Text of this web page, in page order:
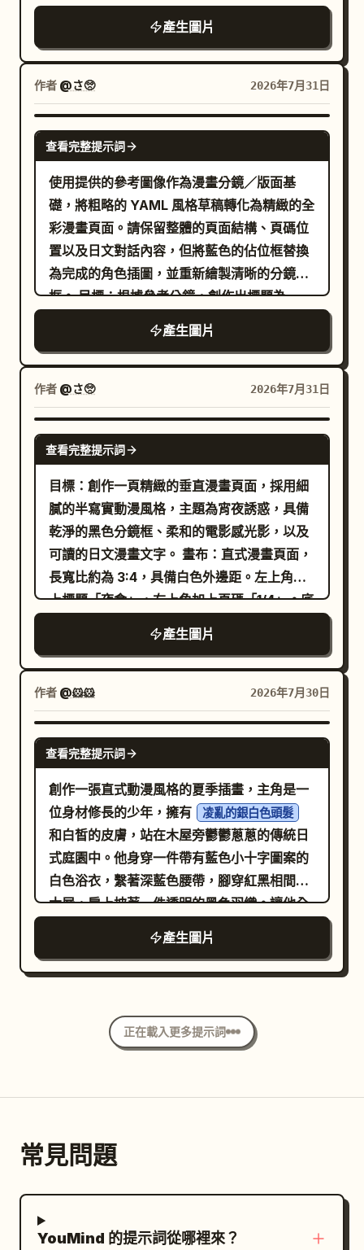
睛、蝙蝠翅膀、圍巾、羽簇與斑點羽毛。在少
女周圍環繞著 7 隻夥伴生物：右肩後方有一隻
高大的煙霧狀深色幽靈，有著發光的眼睛與鋸
齒狀嘴巴；左下方有一隻淡米色塊狀幽靈，身
上有兩個大洞；腳邊有一隻橙色眼睛的黑貓；
貓咪附近有一隻淡褐色小幽靈；右下方有一隻
青藍色縫線幽靈；青色幽靈上方有一隻漂浮的
蝙蝠或貓臉。在腳邊與背景處加入精緻的植
物、小花、落葉、水彩噴濺與漂浮的微塵。採
用細節豐富的日式水彩墨繪漫畫風格，搭配柔
和的渲染、細膩的線條、柔和的秋季色調、可
愛的詭譎氛圍、透明的層次布料，以及居中的
。無分鏡格，無對話框，無 UI 元
素，無額外文字。
，具備專業的線條、
柔和的漸層、細膩的角色渲染以及清晰的黑色
分鏡邊框。 畫布與佈局：嚴格保留 4 個分鏡：
頂部 1 個寬幅分鏡、中間 2 個對角分鏡、底部
1 個寬幅分鏡。在左上角加入標題「夜食」，
右上角加入頁碼「2/4」，底部中央加入作者
帳號「@_sagyo」。 分鏡轉換細節： 1. 頂部
寬幅分鏡：將分鏡稿中的女孩繪製為溫暖廚房
中的美麗年輕女性，手持一碗撒上綠色蔥花的
豆腐。保留一個垂直對話框，內容為「じゃ…
お豆腐にめんつゆかけて…！」。 2. 中間左側
對角分鏡：將「惡魔」佔位符替換為銀髮惡魔
版本的男性角色，具備黑色角、深色蝙蝠翅
膀、雙手交叉的嚴肅姿勢，以及紫色的險惡背
景。包含 2 個對話框：分別為「ちっ…冷奴は
正直おいしいので何も言えません…」與「せ
めてネギとかかは載せましょう それくらいの
悪は許されます」。 3. 中間右側對角分鏡：將
「天使」佔位符替換為同一位銀髮男性，以天
使形象呈現，雙手合十微笑，具備白色翅膀、
背景。包含 2 個對話框：分別為「まぁ…！夜
食界の優等生ですよ…」與「えらいで
す…」。 4. 底部寬幅分鏡：再次呈現左側的女
孩，手持一瓶標有「七味」的紅色瓶蓋調味
料，神情堅定。在分鏡中加入 3 個對話效果/對
ける…！」、一個波浪狀對話框寫著「くっ…
今夜は天使側の勝ちですか…」，以及一個橢
圓形對話框寫著「それは悪ではなく彩りで
す」。使用簡單溫暖的桌面/背景。 風格限
制：確保日文對話清晰易讀，並在適當處使用
垂直排版。完成後的畫作細節需遠高於分鏡
稿，具備迷人的動漫臉孔、柔和的燈光、乾淨
的配色，且不得增加額外的分鏡或對話框。保
留原佔位符中天使對抗惡魔的趣味詮釋。
產生圖片
作者 @さ🥺 2026年7月31日
GPT IMAGE 2
查看完整提示詞
使用提供的參考圖像作為漫畫分鏡／版面基
礎，將粗略的 YAML 風格草稿轉化為精緻的全
彩漫畫頁面。請保留整體的頁面結構、頁碼位
置以及日文對話內容，但將藍色的佔位框替換
為完成的角色插圖，並重新繪製清晰的分鏡
框。 目標：根據參考分鏡，創作出標題為
的完成漫畫頁面。 版面
配置：嚴格保留 4 個可見分鏡：頂部 1 個寬幅
分鏡、中間 2 個並排的傾斜分鏡，以及底部 1
個寬幅分鏡。使用清晰的黑色漫畫分鏡邊框，
中間兩個分鏡以傾斜的間隔線分開。在底部中
央加入藝術家帳號： @_sagyo 。 角色替
換： - 將「あちゃち」佔位符替換為一位美麗
的年輕女性，留著長黑髮，擁有富有表現力的
少女漫畫風格雙眼，身穿棕色格紋襯衫搭配深
色背心。 - 將「悪魔ファブち」佔位符替換為
一位英俊的銀髮惡魔男性，長有黑色犄角、深
色蝙蝠翅膀，表情嚴肅，身穿深色服裝。 - 將
「天使ファブち」佔位符替換為同一位男性的
微笑銀髮天使版本，長有白色翅膀、發光的頭
環，雙手合十，營造出溫暖的天堂氛圍。 各分
鏡繪製要求： 1. 頂部分鏡：展示年輕女性在廚
房／餐廳場景中，手持一碗撒上綠色配菜的豆
腐，並在垂直對話框中使用與參考圖相同的台
詞。 2. 中左分鏡：展示惡魔男性雙手交叉，背
景為深紫色，並使用與參考圖對話相符的兩個
合十微笑，頭環與翅膀清晰可見，背景為明亮
且帶有小花朵的金色閃耀效果；保留與參考圖
對話相符的兩個對話框。 4. 底部分鏡：展示年
輕女性左手拿著一小瓶七味粉，表情驚訝；包
含一個用於「七味も…かける…!」的尖刺狀強
框，以及一個用於最後台詞的橢圓形對話框。
風格：精緻的日式少女漫畫／韓漫插圖，柔和
的漸層，細膩的線稿，精美的角色渲染，微妙
面部表情，垂直日文對話框。請確保對話清晰
可讀且為日文，並盡可能使用分鏡稿中的原始
籤。請勿增加額外的分鏡。保持漫畫頁面整
產生圖片
作者 @さ🥺 2026年7月31日
GPT IMAGE 2
查看完整提示詞
目標：創作一頁精緻的垂直漫畫頁面，採用細
膩的半寫實動漫風格，主題為宵夜誘惑，具備
乾淨的黑色分鏡框、柔和的電影感光影，以及
可讀的日文漫畫文字。 畫布：直式漫畫頁面，
長寬比約為 3:4，具備白色外邊距。左上角加
上標題「夜食」，右上角加上頁碼「1/4」。底
部中央加上小小的簽名：@_sagyo。 版面：
使用精確的 4 格分鏡。第 1 格為寬幅頂格，佔
據約一半的頁面高度。第 2 格與第 3 格為中間
行並排的兩個等大分鏡。第 4 格為寬幅底格。
分鏡之間使用粗黑線隔開。 第 1 格：昏暗的藍
色深夜廚房兼餐廳。一名名為
面容柔和的年輕女性
冰箱前，一隻手放在肚子上。她留著深棕色長
髮，皮膚白皙，穿著樸素的棕色長裙搭配深色
背心式上衣、格紋透膚袖子、短襪與棕色綁帶
鞋。廚房環境必須包含以下明確元素：左側 1
個水槽與流理台、1 個可看見夜空的窗戶、她
身後 1 個銀色冰箱、右側 1 個層架組、1 台微波
爐、1 台咖啡機、1 張木製餐桌、2 張餐椅、桌
上 1 個深色馬克杯，以及層架上數個小瓶罐。
文字：右側垂直敘述框寫著「深夜零時—」，
的半身特寫。他有著極長的白髮、白皙皮膚、
指輕觸嘴唇。他穿著深色襯衫、棕色背心、橘
必須包含精確 3 個惡魔元素：1 個黑色小惡魔
貓剪影、1 個三叉戟符號與 1 個黑色蝙蝠翅膀。
白色對話框中的文字為「今食べたいものが一
金色背景下，同一男子化身為天使的對應半身
產生圖片
作者 @🐹🐹 2026年7月30日
GPT IMAGE 2
查看完整提示詞
創作一張直式動漫風格的夏季插畫，主角是一
位身材修長的少年，擁有
凌亂的銀白色頭髮
和白皙的皮膚，站在木屋旁鬱鬱蔥蔥的傳統日
式庭園中。他身穿一件帶有藍色小十字圖案的
白色浴衣，繫著深藍色腰帶，腳穿紅黑相間的
木屐，肩上披著一件透明的黑色羽織。讓他全
身站立在陽光照耀的淺溪或濕潤的石板路上，
一手拿著木桶，另一手拿著竹製水勺，同時抬
起另一隻手遮擋陽光，仰望明亮的天空。背景
白色積雨雲、從左上方射入的強烈陽光並帶有
鏡頭光暈、波光粼粼的水面反射、潮濕且充滿
葵。右側包含傳統的日式木造走廊和深色瓦片
度精細的繪畫風動漫渲染、優雅的角色設計、
的布料質感、電影級景深、鮮豔的夏季色彩、
產生圖片
正在載入更多提示詞
常見問題
YouMind 的提示詞從哪裡來？